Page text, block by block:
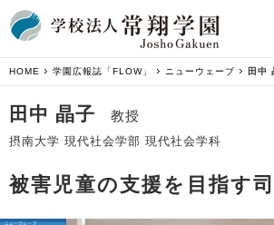
HOME 学園広報誌「FLOW」 ニューウェーブ 田中
田中 晶子 教授
摂南大学 現代社会学部 現代社会学科
被害児童の支援を目指す